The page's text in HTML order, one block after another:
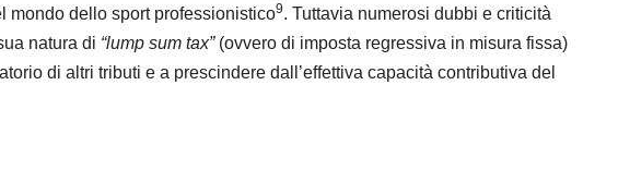
mondo dello sport professionistico9. Tuttavia numerosi dubbi e criticità
natura di “lump sum tax” (ovvero di imposta regressiva in misura fissa)
di altri tributi e a prescindere dall’effettiva capacità contributiva del